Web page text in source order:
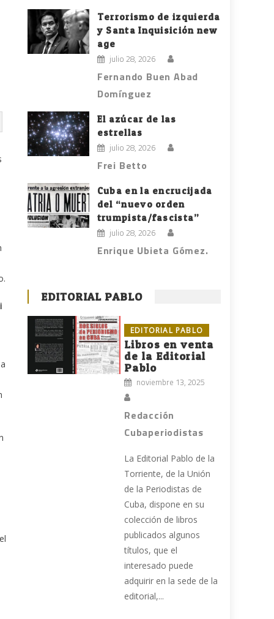
Terrorismo de izquierda
y Santa Inquisición new
age
julio 28, 2026
Fernando Buen Abad
Domínguez
El azúcar de las
estrellas
julio 28, 2026
Frei Betto
Cuba en la encrucijada
del “nuevo orden
trumpista/fascista”
julio 28, 2026
Enrique Ubieta Gómez.
EDITORIAL PABLO
EDITORIAL PABLO
Libros en venta
de la Editorial
Pablo
noviembre 13, 2025
Redacción
Cubaperiodistas
La Editorial Pablo de la
Torriente, de la Unión
de la Periodistas de
Cuba, dispone en su
colección de libros
publicados algunos
títulos, que el
interesado puede
adquirir en la sede de la
editorial,...